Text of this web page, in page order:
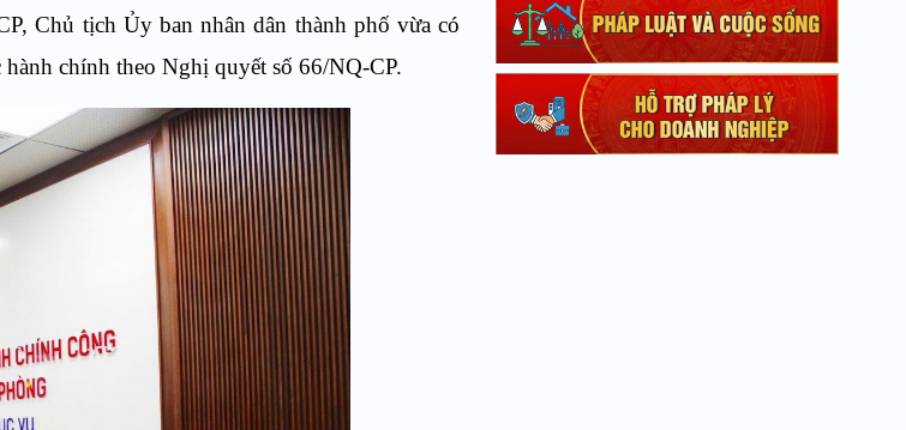
Chủ tịch Ủy ban nhân dân thành phố vừa có
chính theo Nghị quyết số 66/NQ-CP.